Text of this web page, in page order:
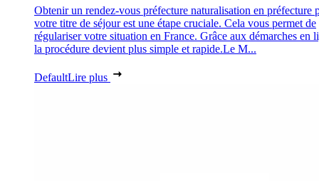
Obtenir un rendez-vous préfecture naturalisation en préfecture
votre titre de séjour est une étape cruciale. Cela vous permet de
régulariser votre situation en France. Grâce aux démarches en
la procédure devient plus simple et rapide.Le M...
DefaultLire plus